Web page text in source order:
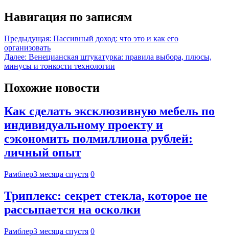
Навигация по записям
Предыдущая: Пассивный доход: что это и как его
организовать
Далее: Венецианская штукатурка: правила выбора, плюсы,
минусы и тонкости технологии
Похожие новости
Как сделать эксклюзивную мебель по
индивидуальному проекту и
сэкономить полмиллиона рублей:
личный опыт
Рамблер3 месяца спустя 0
Триплекс: секрет стекла, которое не
рассыпается на осколки
Рамблер3 месяца спустя 0